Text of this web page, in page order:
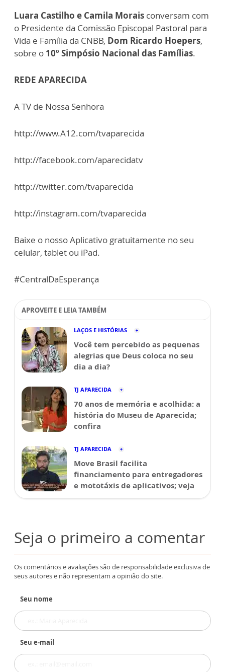
Luara Castilho e Camila Morais conversam com
o Presidente da Comissão Episcopal Pastoral para
Vida e Família da CNBB, Dom Ricardo Hoepers,
sobre o 10º Simpósio Nacional das Famílias.
REDE APARECIDA
A TV de Nossa Senhora
http://www.A12.com/tvaparecida
http://facebook.com/aparecidatv
http://twitter.com/tvaparecida
http://instagram.com/tvaparecida
Baixe o nosso Aplicativo gratuitamente no seu
celular, tablet ou iPad.
#CentralDaEsperança
APROVEITE E LEIA TAMBÉM
LAÇOS E HISTÓRIAS
Você tem percebido as pequenas
alegrias que Deus coloca no seu
dia a dia?
TJ APARECIDA
70 anos de memória e acolhida: a
história do Museu de Aparecida;
confira
TJ APARECIDA
Move Brasil facilita
financiamento para entregadores
e mototáxis de aplicativos; veja
Seja o primeiro a comentar
Os comentários e avaliações são de responsabilidade exclusiva de
seus autores e não representam a opinião do site.
Seu nome
Seu e-mail